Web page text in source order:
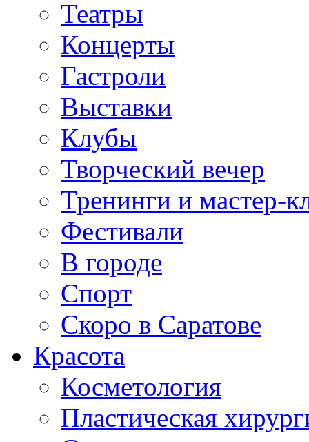
Театры
Концерты
Гастроли
Выставки
Клубы
Творческий вечер
Тренинги и мастер-
Фестивали
В городе
Спорт
Скоро в Саратове
Красота
Косметология
Пластическая